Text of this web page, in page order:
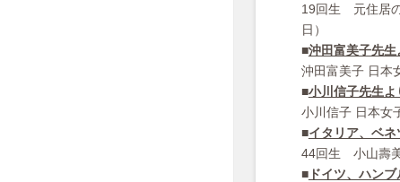
19回生 元住居
日）
■沖田富美子先
沖田富美子 日本
■小川信子先生
小川信子 日本女
■イタリア、ベネ
44回生 小山壽美
■ドイツ、ハンブ